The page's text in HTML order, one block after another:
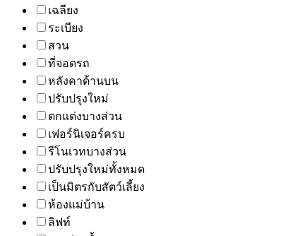
เฉลียง
ระเบียง
สวน
ที่จอดรถ
หลังคาด้านบน
ปรับปรุงใหม่
ตกแต่งบางส่วน
เฟอร์นิเจอร์ครบ
รีโนเวทบางส่วน
ปรับปรุงใหม่ทั้งหมด
เป็นมิตรกับสัตว์เลี้ยง
ห้องแม่บ้าน
ลิฟท์